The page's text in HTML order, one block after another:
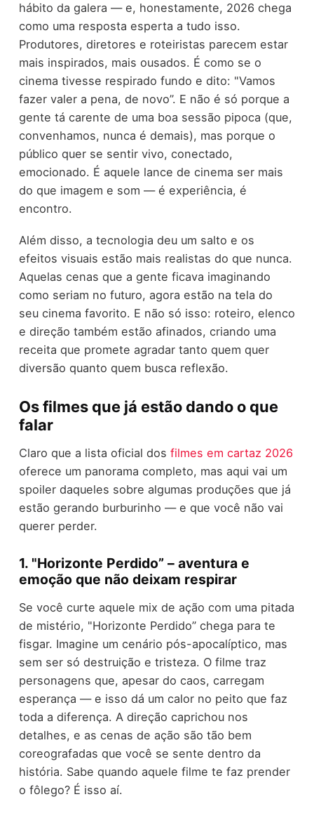
hábito da galera — e, honestamente, 2026 chega
como uma resposta esperta a tudo isso.
Produtores, diretores e roteiristas parecem estar
mais inspirados, mais ousados. É como se o
cinema tivesse respirado fundo e dito: "Vamos
fazer valer a pena, de novo”. E não é só porque a
gente tá carente de uma boa sessão pipoca (que,
convenhamos, nunca é demais), mas porque o
público quer se sentir vivo, conectado,
emocionado. É aquele lance de cinema ser mais
do que imagem e som — é experiência, é
encontro.
Além disso, a tecnologia deu um salto e os
efeitos visuais estão mais realistas do que nunca.
Aquelas cenas que a gente ficava imaginando
como seriam no futuro, agora estão na tela do
seu cinema favorito. E não só isso: roteiro, elenco
e direção também estão afinados, criando uma
receita que promete agradar tanto quem quer
diversão quanto quem busca reflexão.
Os filmes que já estão dando o que
falar
Claro que a lista oficial dos filmes em cartaz 2026
oferece um panorama completo, mas aqui vai um
spoiler daqueles sobre algumas produções que já
estão gerando burburinho — e que você não vai
querer perder.
1. "Horizonte Perdido” – aventura e
emoção que não deixam respirar
Se você curte aquele mix de ação com uma pitada
de mistério, "Horizonte Perdido” chega para te
fisgar. Imagine um cenário pós-apocalíptico, mas
sem ser só destruição e tristeza. O filme traz
personagens que, apesar do caos, carregam
esperança — e isso dá um calor no peito que faz
toda a diferença. A direção caprichou nos
detalhes, e as cenas de ação são tão bem
coreografadas que você se sente dentro da
história. Sabe quando aquele filme te faz prender
o fôlego? É isso aí.